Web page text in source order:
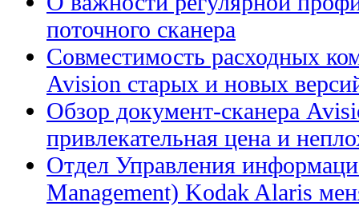
поточного сканера
Совместимость расходных
Avision старых и новых
Обзор документ-сканера
привлекательная цена и
Отдел Управления
Management) Kodak Alaris